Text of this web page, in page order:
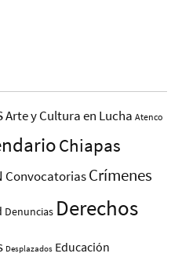
Arte y Cultura en Lucha Atenco
Chiapas
ConvocatoriasCrímenes
Denuncias Derechos
Desplazados Educación